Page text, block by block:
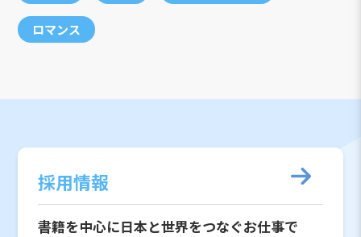
ロマンス
採用情報
書籍を中心に日本と世界をつなぐお仕事で